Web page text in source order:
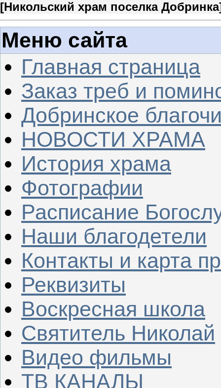
[Никольский храм поселка Добринка
Меню сайта
Главная страница
Заказ треб и
Добринское
НОВОСТИ ХРАМА
История храма
Фотографии
Расписание
Наши благодетели
Контакты и карта
Реквизиты
Воскресная школа
Святитель Николай
Видео фильмы
ТВ КАНАЛЫ